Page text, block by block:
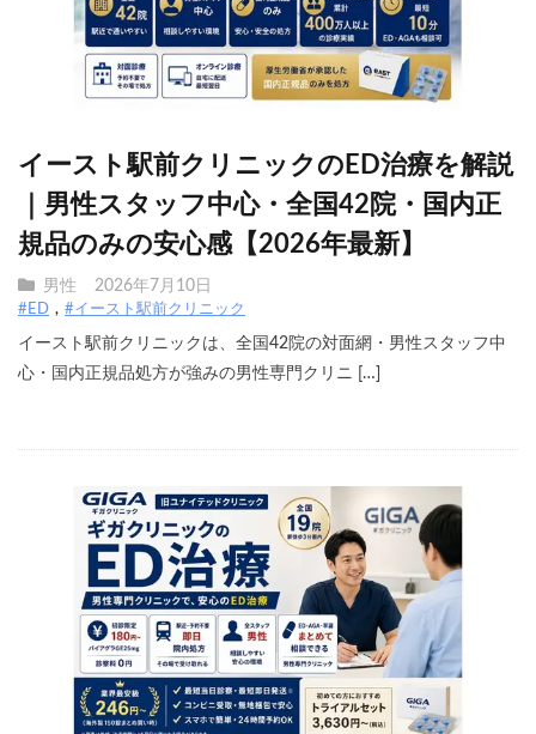
イースト駅前クリニックのED治療を解説
｜男性スタッフ中心・全国42院・国内正
規品のみの安心感【2026年最新】
男性 2026年7月10日
#ED #イースト駅前クリニック
イースト駅前クリニックは、全国42院の対面網・男性スタッフ中
心・国内正規品処方が強みの男性専門クリニ […]